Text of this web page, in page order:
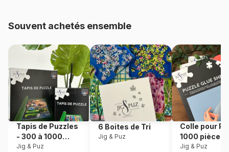
Provenance Tchéquie
Nathan-86357
EAN 4005556863570
Nombre de pièces 30 pièces
Dimensions 30 x 23 cm
Souvent achetés ensemble
Tapis de Puzzles
- 300 à 1000
pièces
Jig & Puz
6 Boites de Tri
Jig & Puz
Colle pour
1000 pièces
Jig & Puz